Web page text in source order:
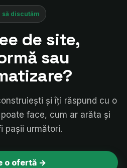
să discutăm
de site,
sau
și îți răspund cu o
face, cum ar arăta și
pașii următori.
o ofertă →